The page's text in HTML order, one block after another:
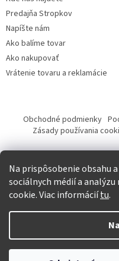
Na prispôsobenie obsahu
sociálnych médií a
cookie. Viac informáciítu.
Predajňa Stropkov
Napíšte nám
Ako balíme tovar
Ako nakupovať
Vrátenie tovaru a reklamácie
Obchodné podmienky
Zásady používania
Tvorba eshopu
Copyright 2026Krásna